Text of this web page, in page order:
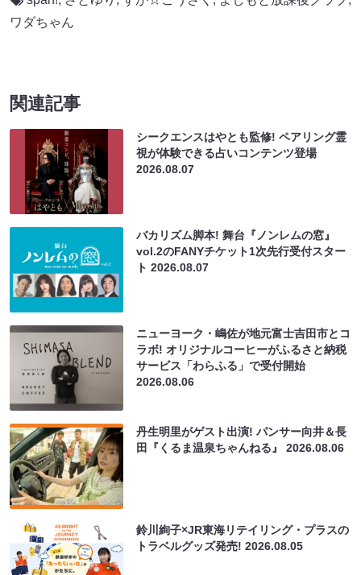
ワダちゃん
関連記事
シークエンスはやとも監修! ペアリング霊
視が体験できる占いコンテンツ登場
2026.08.07
バカリズム脚本! 舞台『ノンレムの窓』
vol.2のFANYチケット1次先行受付スター
ト2026.08.07
ニューヨーク・嶋佐が地元富士吉田市とコ
ラボ! オリジナルコーヒーがふるさと納税
サービス「わらふる」で受付開始
2026.08.06
丹生明里がゲスト出演! パンサー向井＆長
田『くるま温泉ちゃんねる』2026.08.06
鈴川絢子×JR東海リテイリング・プラスの
トラベルグッズ発売!2026.08.05